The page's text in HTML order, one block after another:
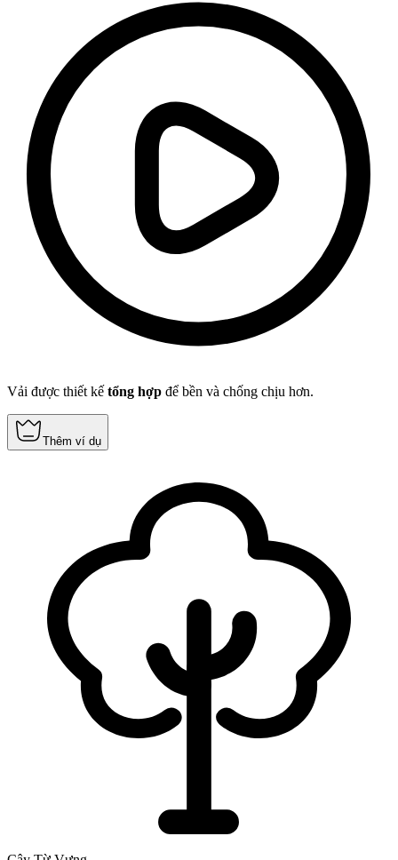
Vải được thiết kế tổng hợp để bền và chống chịu hơn.
Thêm ví dụ